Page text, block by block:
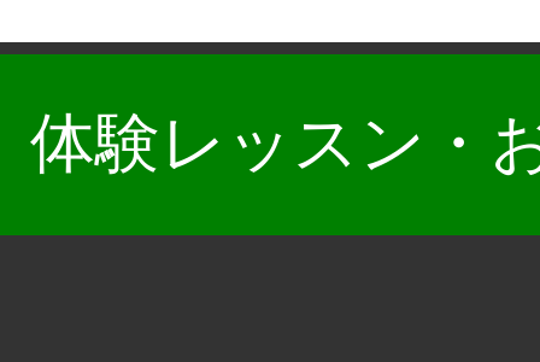
体験レッスン・